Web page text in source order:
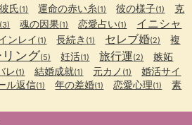
彼氏(1) 運命の赤い糸(1) 彼の様子(1)
克
(3) 魂の因果(1) 恋愛占い(1)
イニシャ
ンレイ (1) 長続き (1) セレブ婚(2)
複
リング(5) 妊活(1) 旅行運(2) 嫉妬
レ(1) 結婚成就(1) 元カノ (1)
婚活サイ
ル返信(1) 年の差婚(1) 恋愛心理(1)
素